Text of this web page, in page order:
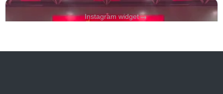
Instagram widget→